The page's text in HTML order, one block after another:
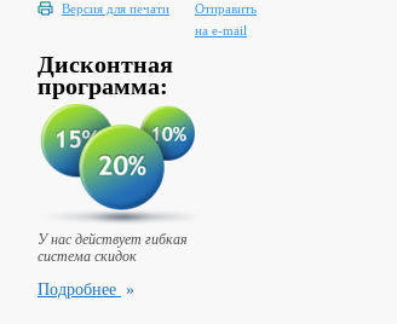
Версия для печати
Отправить
на e-mail
Дисконтная
программа:
У нас действует гибкая
система скидок
Подробнее »